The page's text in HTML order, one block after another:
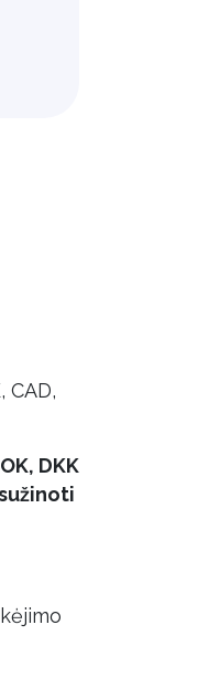
CAD,
DKK